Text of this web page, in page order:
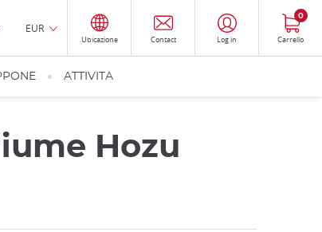
EUR
Ubicazione Contact Log in Carrello
0
ATTIVITA
Hozu